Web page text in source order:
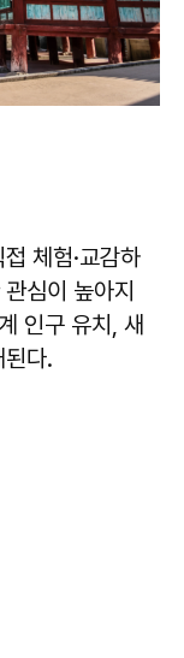
체험·교감하
심이 높아지
인구 유치, 새
다.